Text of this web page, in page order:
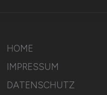
HOME
IMPRESSUM
DATENSCHUTZ